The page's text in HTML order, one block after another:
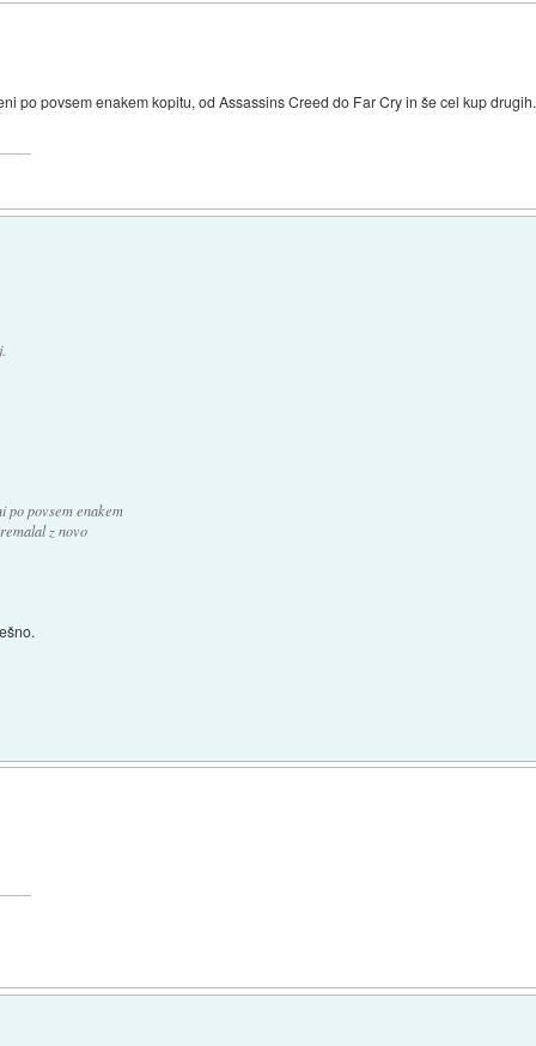
po povsem enakem kopitu, od Assassins Creed do Far Cry in še cel kup drugih.
po povsem enakem
z novo